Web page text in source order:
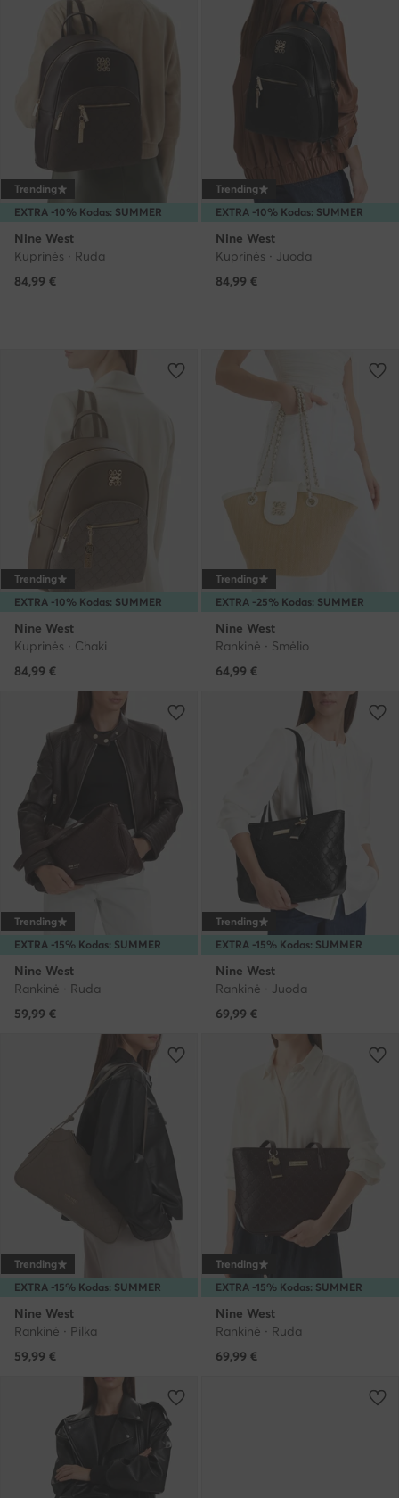
EXTRA -10% Kodas: SUMMER
Trending
Nine West
Kuprinės · Ruda
84,99 €
EXTRA -10% Kodas: SUMMER
Trending
Nine West
Kuprinės · Juoda
84,99 €
EXTRA -10% Kodas: SUMMER
Trending
Nine West
Kuprinės · Chaki
84,99 €
EXTRA -25% Kodas: SUMMER
Trending
Nine West
Rankinė · Smėlio
64,99 €
EXTRA -15% Kodas: SUMMER
Trending
Nine West
Rankinė · Ruda
59,99 €
EXTRA -15% Kodas: SUMMER
Trending
Nine West
Rankinė · Juoda
69,99 €
EXTRA -15% Kodas: SUMMER
Trending
Nine West
Rankinė · Pilka
59,99 €
EXTRA -15% Kodas: SUMMER
Trending
Nine West
Rankinė · Ruda
69,99 €